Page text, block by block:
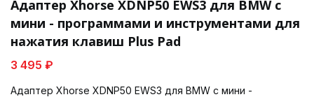
Адаптер Xhorse XDNP50 EWS3 для BMW с
мини - программами и инструментами для
нажатия клавиш Plus Pad
3 495 ₽
Адаптер Xhorse XDNP50 EWS3 для BMW с мини -